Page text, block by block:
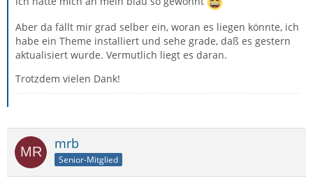
Aber da fällt mir grad selber ein, woran es liegen könnte, ich
habe ein Theme installiert und sehe grade, daß es gestern
aktualisiert wurde. Vermutlich liegt es daran.
Trotzdem vielen Dank!
mrb
Senior-Mitglied